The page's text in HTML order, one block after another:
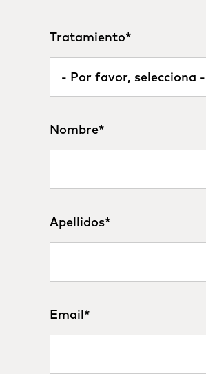
Tratamiento*
Nombre*
Apellidos*
Email*